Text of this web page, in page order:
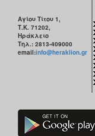
Αγίου Τίτου 1,
Τ.Κ. 71202,
Ηράκλειο
Τηλ.: 2813-409000
email:info@heraklion.gr